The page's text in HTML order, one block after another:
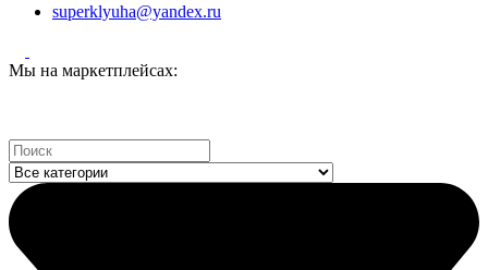
superklyuha@yandex.ru
Мы на маркетплейсах:
Search
...